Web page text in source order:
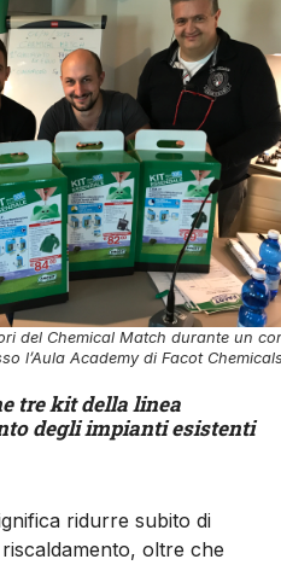
del Chemical Match durante un
l’Aula Academy di Facot
tre kit della linea
degli impianti esistenti
ridurre subito di
oltre che